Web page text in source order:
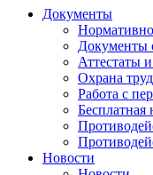
Документы
Документы
Аттестаты
Охрана
Работа с
Новости